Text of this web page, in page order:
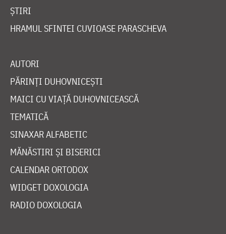
ȘTIRI
HRAMUL SFINTEI CUVIOASE PARASCHEVA
AUTORI
PĂRINȚI DUHOVNICEȘTI
MAICI CU VIAȚĂ DUHOVNICEASCĂ
TEMATICĂ
SINAXAR ALFABETIC
MĂNĂSTIRI ȘI BISERICI
CALENDAR ORTODOX
WIDGET DOXOLOGIA
RADIO DOXOLOGIA